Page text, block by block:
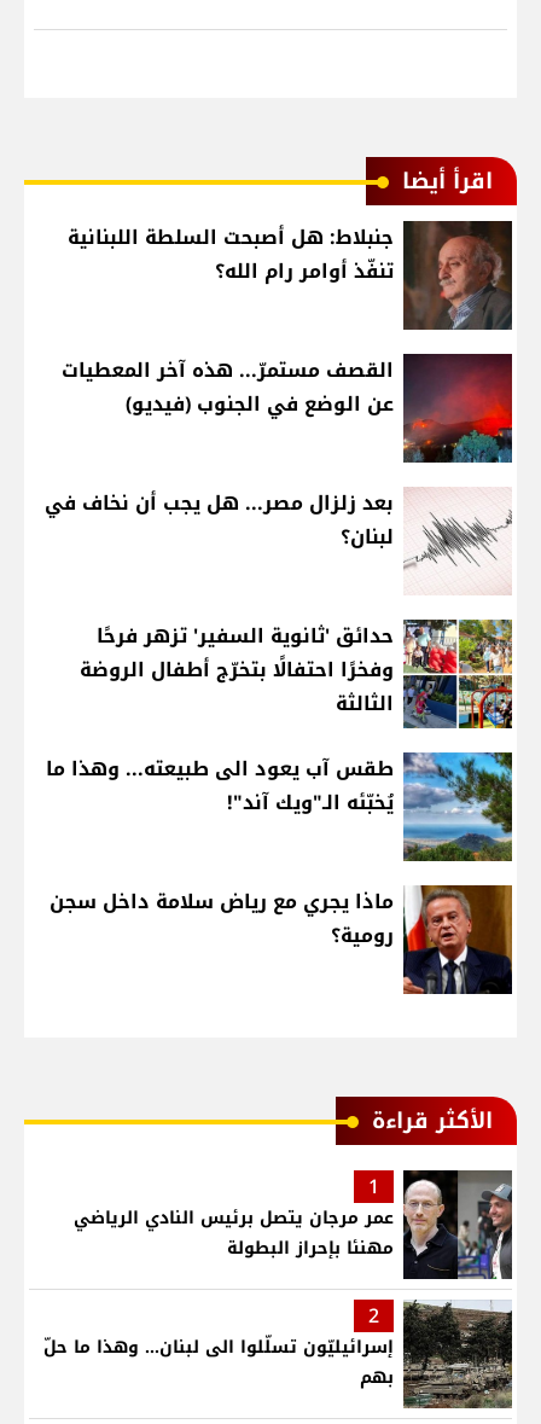
اقرأ أيضا
جنبلاط: هل أصبحت السلطة اللبنانية
تنفّذ أوامر رام الله؟
القصف مستمرّ... هذه آخر المعطيات
عن الوضع في الجنوب (فيديو)
بعد زلزال مصر... هل يجب أن نخاف في
لبنان؟
حدائق 'ثانوية السفير' تزهر فرحًا
وفخرًا احتفالًا بتخرّج أطفال الروضة
الثالثة
طقس آب يعود الى طبيعته... وهذا ما
يُخبّئه الـ"ويك آند"!
ماذا يجري مع رياض سلامة داخل سجن
رومية؟
الأكثر قراءة
1
عمر مرجان يتصل برئيس النادي الرياضي
مهنئا بإحراز البطولة
2
إسرائيليّون تسلّلوا الى لبنان... وهذا ما حلّ
بهم